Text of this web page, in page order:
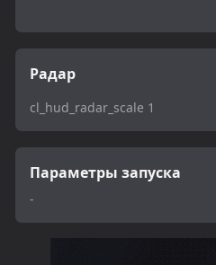
Радар
cl_hud_radar_scale 1
Параметры запуска
-